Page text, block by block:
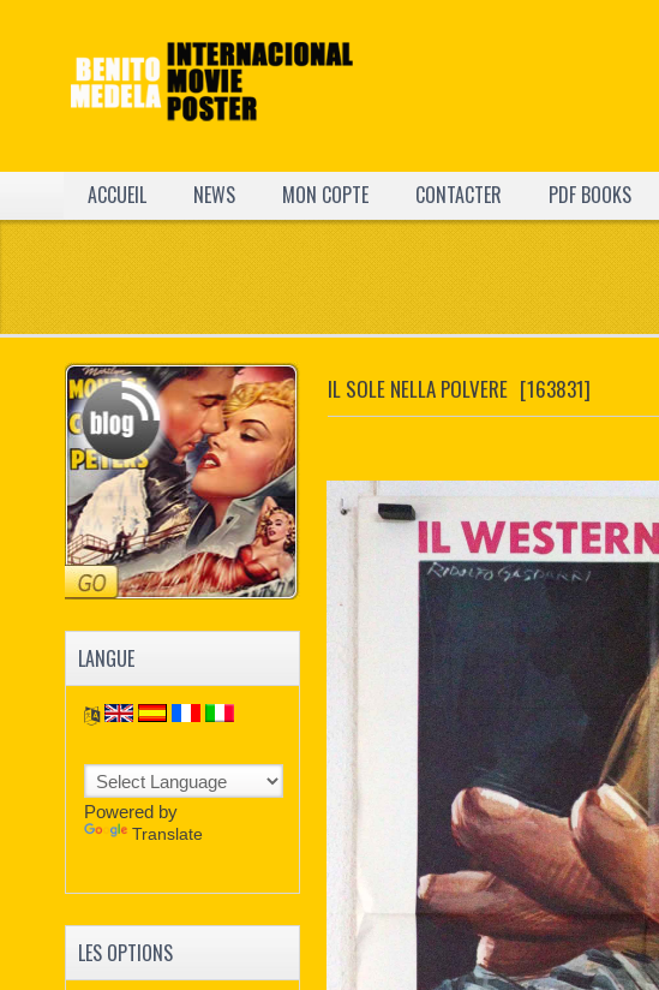
ACCUEIL NEWS MON COPTE CONTACTER PDF BOOKS
IL SOLE NELLA POLVERE [163831]
LANGUE
Powered by
Translate
LES OPTIONS